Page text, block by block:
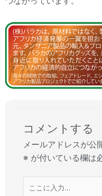
コメントする
メールアドレスが公
※ が付いている欄は